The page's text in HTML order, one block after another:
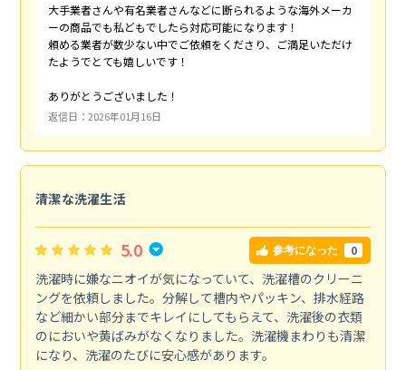
大手業者さんや有名業者さんなどに断られるような海外メーカ
ーの商品でも私どもでしたら対応可能になります！
頼める業者が数少ない中でご依頼をくださり、ご満足いただけ
たようでとても嬉しいです！
ありがとうございました！
返信日：2026年01月16日
清潔な洗濯生活
5.0 参考になった 0
洗濯時に嫌なニオイが気になっていて、洗濯槽のクリーニ
ングを依頼しました。分解して槽内やパッキン、排水経路
など細かい部分までキレイにしてもらえて、洗濯後の衣類
のにおいや黄ばみがなくなりました。洗濯機まわりも清潔
になり、洗濯のたびに安心感があります。